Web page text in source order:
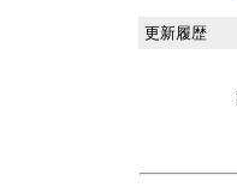
更新履歴